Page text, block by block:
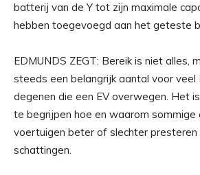
batterij van de Y tot zijn maximale
hebben toegevoegd aan het geteste
EDMUNDS ZEGT: Bereik is niet alles,
steeds een belangrijk aantal voor veel
degenen die een EV overwegen. Het
te begrijpen hoe en waarom sommige
voertuigen beter of slechter presteren
schattingen.